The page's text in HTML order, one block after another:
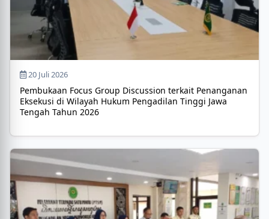
20 Juli 2026
Pembukaan Focus Group Discussion terkait Penanganan
Eksekusi di Wilayah Hukum Pengadilan Tinggi Jawa
Tengah Tahun 2026